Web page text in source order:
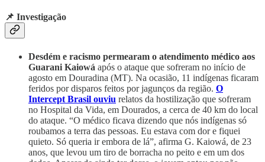
📌 Investigação
Desdém e racismo permearam o atendimento médico aos
Guarani Kaiowá após o ataque que sofreram no início de
agosto em Douradina (MT). Na ocasião, 11 indígenas ficaram
feridos por disparos feitos por jagunços da região. O
Intercept Brasil ouviu relatos da hostilização que sofreram
no Hospital da Vida, em Dourados, a cerca de 40 km do local
do ataque. “O médico ficava dizendo que nós indígenas só
roubamos a terra das pessoas. Eu estava com dor e fiquei
quieto. Só queria ir embora de lá”, afirma G. Kaiowá, de 23
anos, que levou um tiro de borracha no peito e em um dos